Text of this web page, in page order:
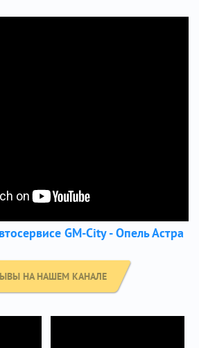
GM-City - Опель Астра
НА НАШЕМ КАНАЛЕ